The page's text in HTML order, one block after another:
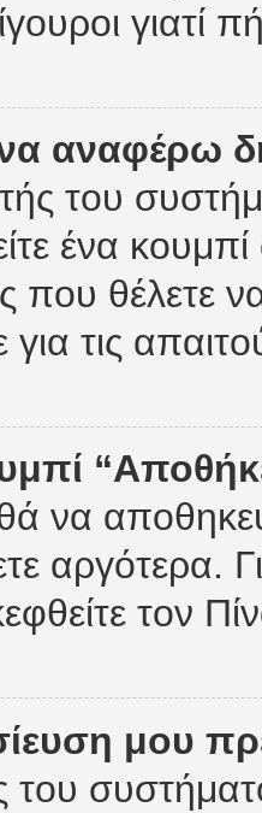
γιατί
αναφέρω
του
ένα
που θέλετε
για τις
να
αργότερα.
τον
μου
του